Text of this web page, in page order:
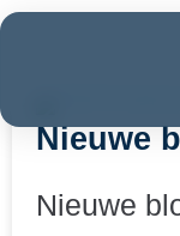
Nieuwe
Nieuwe